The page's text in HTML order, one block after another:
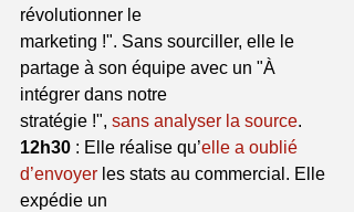
révolutionner le
marketing !". Sans sourciller, elle le
partage à son équipe avec un "À
intégrer dans notre
stratégie !", sans analyser la source.
12h30 : Elle réalise qu’elle a oublié
d’envoyer les stats au commercial. Elle
expédie un